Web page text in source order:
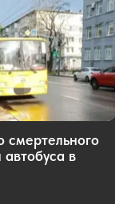
смертельного
в